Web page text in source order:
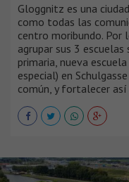
Gloggnitz es una
como todas las
centro moribundo. Por
agrupar sus 3
primaria, nueva
especial) en
común, y fortalecer así